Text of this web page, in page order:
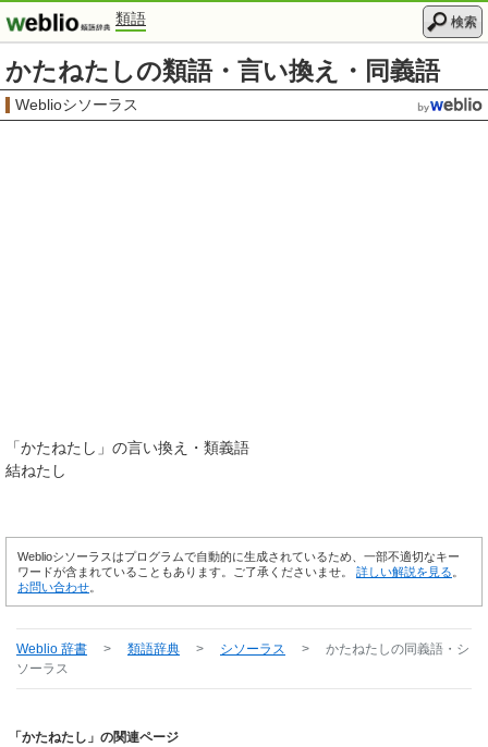
類語 検索
かたねたしの類語・言い換え・同義語
Weblioシソーラス
「かたねたし 」の言い換え・類義語
結ねたし
Weblioシソーラスはプログラムで自動的に生成されているため、一部不適切なキー
ワードが含まれていることもあります。ご了承くださいませ。 詳しい解説を見る
お問い合わせ
Weblio 辞書 > 類語辞典 > シソーラス > かたねたしの同義語・シ
ソーラス
「かたねたし」の関連ページ